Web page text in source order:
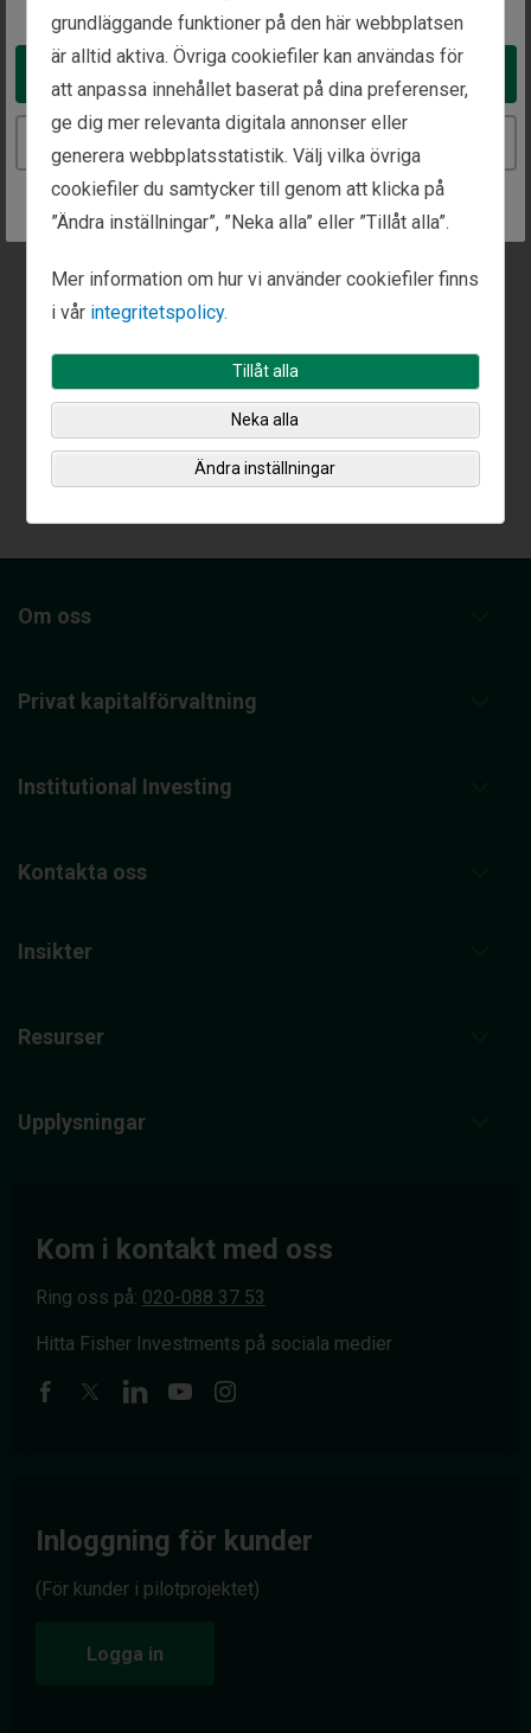
Take me to the United States website
Ring oss på
+61 1800 316 398
Faxa oss på
+ 61 282 110 608
Det går att boka in möten på det här kontoret.
Ring oss eller använd vårt kontaktformulärför att
boka tid för ett samtal.
Om oss
Privat kapitalförvaltning
Institutional Investing
Kontakta oss
Insikter
Resurser
Upplysningar
Kom i kontakt med oss
Ring oss på: 020-088 37 53
Hitta Fisher Investments på sociala medier
Inloggning för kunder
(För kunder i pilotprojektet)
Logga in
grundläggande funktioner på den här webbplatsen
är alltid aktiva. Övriga cookiefiler kan användas för
att anpassa innehållet baserat på dina preferenser,
ge dig mer relevanta digitala annonser eller
generera webbplatsstatistik. Välj vilka övriga
cookiefiler du samtycker till genom att klicka på
”Ändra inställningar”, ”Neka alla” eller ”Tillåt alla”.
Mer information om hur vi använder cookiefiler finns
i vår integritetspolicy.
Tillåt alla
Neka alla
Ändra inställningar